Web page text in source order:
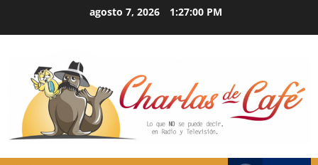
agosto 7, 2026 1:27:00 PM